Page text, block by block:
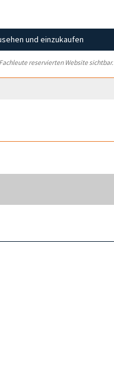
und einzukaufen
reservierten Website sichtbar.